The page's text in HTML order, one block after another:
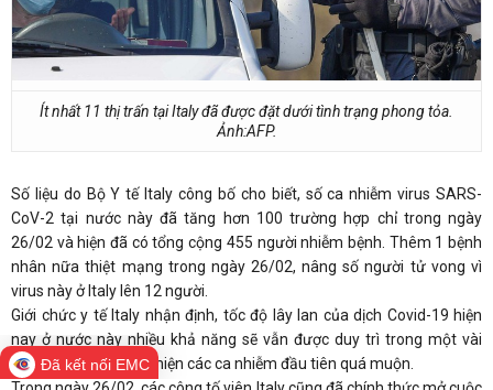
Ít nhất 11 thị trấn tại Italy đã được đặt dưới tình trạng phong tỏa.
Ảnh:AFP.
Số liệu do Bộ Y tế Italy công bố cho biết, số ca nhiễm virus SARS-
CoV-2 tại nước này đã tăng hơn 100 trường hợp chỉ trong ngày
26/02 và hiện đã có tổng cộng 455 người nhiễm bệnh. Thêm 1 bệnh
nhân nữa thiệt mạng trong ngày 26/02, nâng số người tử vong vì
virus này ở Italy lên 12 người.
Giới chức y tế Italy nhận định, tốc độ lây lan của dịch Covid-19 hiện
nay ở nước này nhiều khả năng sẽ vẫn được duy trì trong một vài
ngày tới do việc phát hiện các ca nhiễm đầu tiên quá muộn.
Đã kết nối EMC